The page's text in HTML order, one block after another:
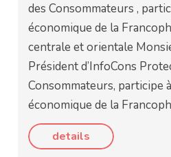
des Consommateurs ,
économique de la
centrale et orientale
Président d’InfoCons
Consommateurs, participe
économique de la
details